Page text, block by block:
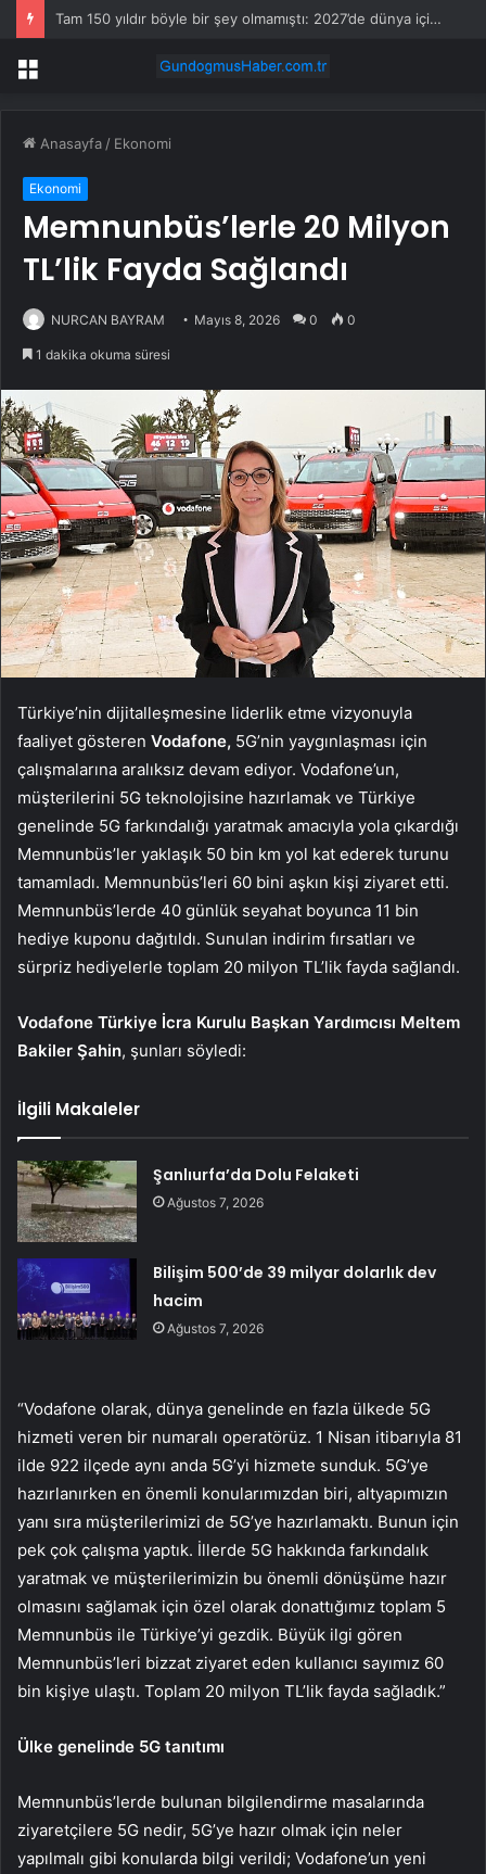
Tam 150 yıldır böyle bir şey olmamıştı: 2027’de dünya için kritik süreç başlıyor
Menü
Anasayfa / Ekonomi
Ekonomi
Memnunbüs’lerle 20 Milyon
TL’lik Fayda Sağlandı
NURCAN BAYRAM Mayıs 8, 2026 0 0
1 dakika okuma süresi
Türkiye’nin dijitalleşmesine liderlik etme vizyonuyla
faaliyet gösteren Vodafone, 5G’nin yaygınlaşması için
çalışmalarına aralıksız devam ediyor. Vodafone’un,
müşterilerini 5G teknolojisine hazırlamak ve Türkiye
genelinde 5G farkındalığı yaratmak amacıyla yola çıkardığı
Memnunbüs’ler yaklaşık 50 bin km yol kat ederek turunu
tamamladı. Memnunbüs’leri 60 bini aşkın kişi ziyaret etti.
Memnunbüs’lerde 40 günlük seyahat boyunca 11 bin
hediye kuponu dağıtıldı. Sunulan indirim fırsatları ve
sürpriz hediyelerle toplam 20 milyon TL’lik fayda sağlandı.
Vodafone Türkiye İcra Kurulu Başkan Yardımcısı Meltem
Bakiler Şahin, şunları söyledi:
İlgili Makaleler
Şanlıurfa’da Dolu Felaketi
Ağustos 7, 2026
Bilişim 500’de 39 milyar dolarlık dev
hacim
Ağustos 7, 2026
“Vodafone olarak, dünya genelinde en fazla ülkede 5G
hizmeti veren bir numaralı operatörüz. 1 Nisan itibarıyla 81
ilde 922 ilçede aynı anda 5G’yi hizmete sunduk. 5G’ye
hazırlanırken en önemli konularımızdan biri, altyapımızın
yanı sıra müşterilerimizi de 5G’ye hazırlamaktı. Bunun için
pek çok çalışma yaptık. İllerde 5G hakkında farkındalık
yaratmak ve müşterilerimizin bu önemli dönüşüme hazır
olmasını sağlamak için özel olarak donattığımız toplam 5
Memnunbüs ile Türkiye’yi gezdik. Büyük ilgi gören
Memnunbüs’leri bizzat ziyaret eden kullanıcı sayımız 60
bin kişiye ulaştı. Toplam 20 milyon TL’lik fayda sağladık.”
Ülke genelinde 5G tanıtımı
Memnunbüs’lerde bulunan bilgilendirme masalarında
ziyaretçilere 5G nedir, 5G’ye hazır olmak için neler
yapılmalı gibi konularda bilgi verildi; Vodafone’un yeni